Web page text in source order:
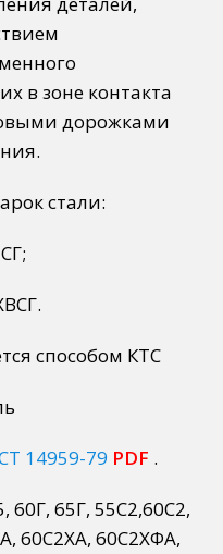
в зоне контакта
дорожками
стали:
способом КТС
14959-79 PDF .
60Г, 65Г, 55С2,60С2,
60С2ХА, 60С2ХФА,